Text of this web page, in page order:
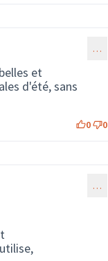
…
et
d'été, sans
0 0
…